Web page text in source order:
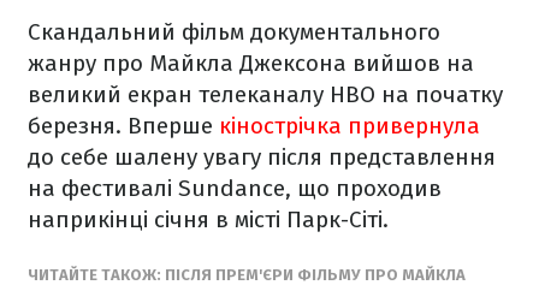
Скандальний фільм документального
жанру про Майкла Джексона вийшов на
великий екран телеканалу НВО на початку
березня. Вперше кінострічка привернула
до себе шалену увагу після представлення
на фестивалі Sundance, що проходив
наприкінці січня в місті Парк-Сіті.
ЧИТАЙТЕ ТАКОЖ: ПІСЛЯ ПРЕМ'ЄРИ ФІЛЬМУ ПРО МАЙКЛА